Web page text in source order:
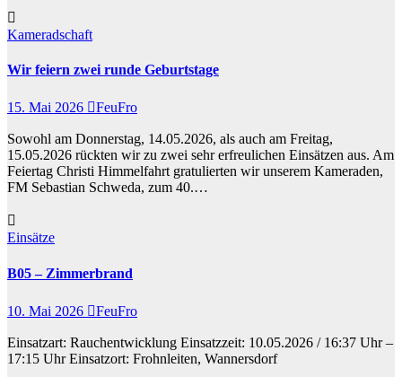
Kameradschaft
Wir feiern zwei runde Geburtstage
15. Mai 2026 FeuFro
Sowohl am Donnerstag, 14.05.2026, als auch am Freitag,
15.05.2026 rückten wir zu zwei sehr erfreulichen Einsätzen aus. Am
Feiertag Christi Himmelfahrt gratulierten wir unserem Kameraden,
FM Sebastian Schweda, zum 40.…
Einsätze
B05 – Zimmerbrand
10. Mai 2026 FeuFro
Einsatzart: Rauchentwicklung Einsatzzeit: 10.05.2026 / 16:37 Uhr –
17:15 Uhr Einsatzort: Frohnleiten, Wannersdorf